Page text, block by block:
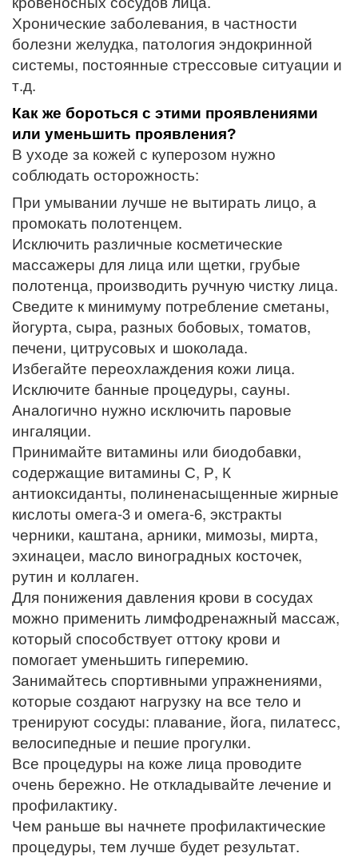
Хронические заболевания, в частности
болезни желудка, патология эндокринной
системы, постоянные стрессовые ситуации и
т.д.
Как же бороться с этими проявлениями
или уменьшить проявления?
В уходе за кожей с куперозом нужно
соблюдать осторожность:
При умывании лучше не вытирать лицо, а
промокать полотенцем.
Исключить различные косметические
массажеры для лица или щетки, грубые
полотенца, производить ручную чистку лица.
Сведите к минимуму потребление сметаны,
йогурта, сыра, разных бобовых, томатов,
печени, цитрусовых и шоколада.
Избегайте переохлаждения кожи лица.
Исключите банные процедуры, сауны.
Аналогично нужно исключить паровые
ингаляции.
Принимайте витамины или биодобавки,
содержащие витамины С, Р, К
антиоксиданты, полиненасыщенные жирные
кислоты омега-3 и омега-6, экстракты
черники, каштана, арники, мимозы, мирта,
эхинацеи, масло виноградных косточек,
рутин и коллаген.
Для понижения давления крови в сосудах
можно применить лимфодренажный массаж,
который способствует оттоку крови и
помогает уменьшить гиперемию.
Занимайтесь спортивными упражнениями,
которые создают нагрузку на все тело и
тренируют сосуды: плавание, йога, пилатесс,
велосипедные и пешие прогулки.
Все процедуры на коже лица проводите
очень бережно. Не откладывайте лечение и
профилактику.
Чем раньше вы начнете профилактические
процедуры, тем лучше будет результат.